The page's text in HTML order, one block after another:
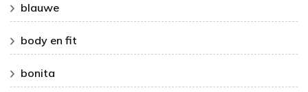
blauwe
body en fit
bonita